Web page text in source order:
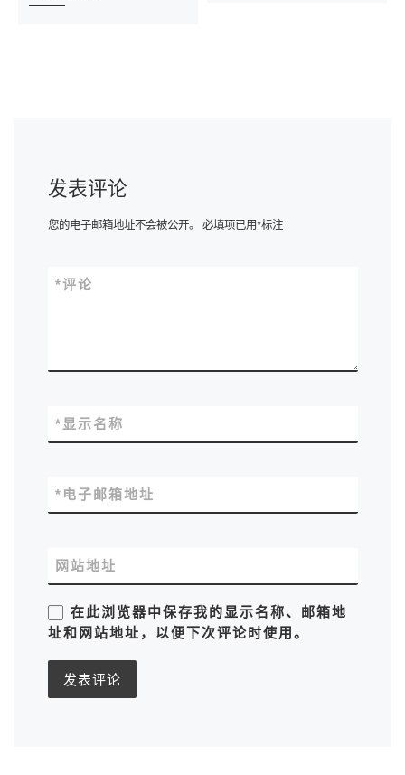
发表评论
您的电子邮箱地址不会被公开。 必填项已用*标注
评论
*
显示名称
*
电子邮箱地址
*
网站地址
在此浏览器中保存我的显示名称、邮箱地
址和网站地址，以便下次评论时使用。